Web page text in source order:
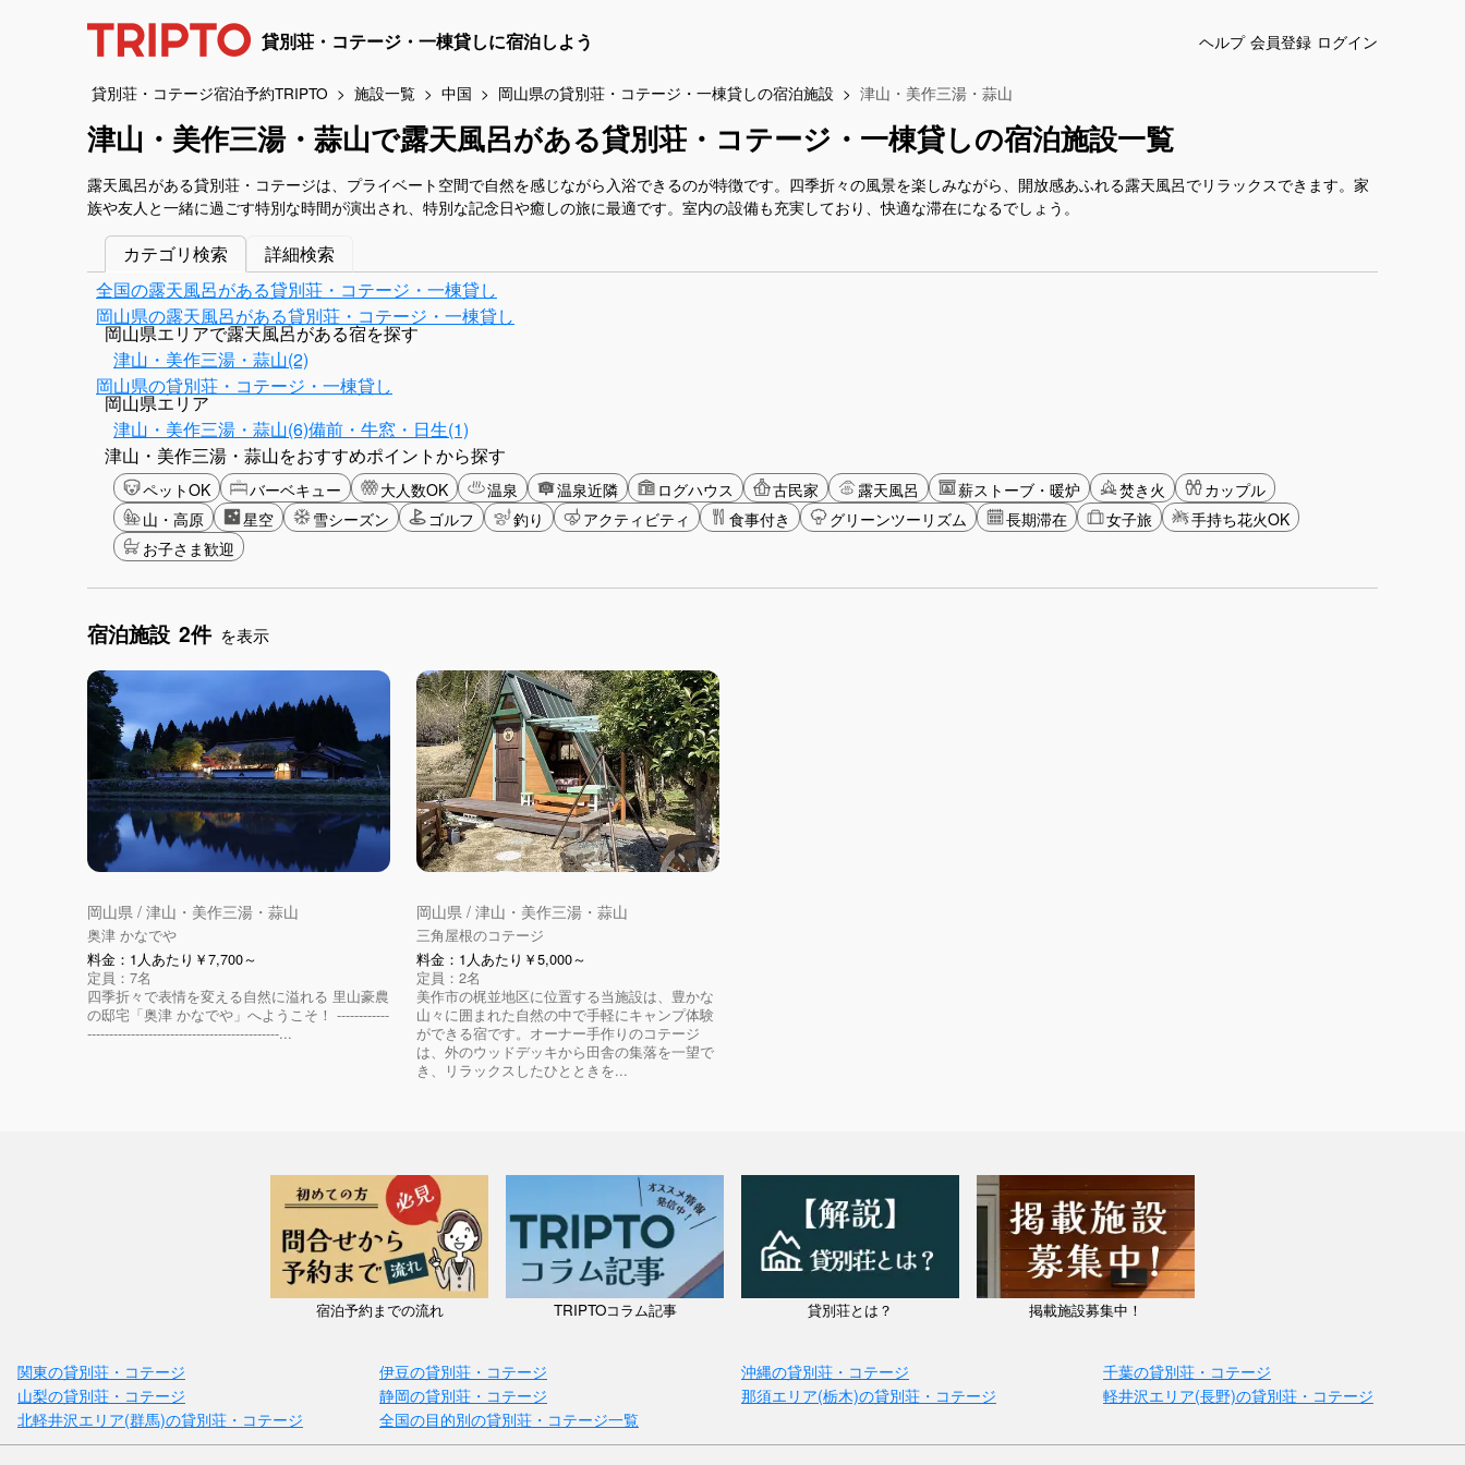
貸別荘・コテージ・一棟貸しに宿泊しよう ヘルプ 会員登録 ログイン
貸別荘・コテージ宿泊予約TRIPTO 施設一覧 中国 岡山県の貸別荘・コテージ・一棟貸しの宿泊施設 津山・美作三湯・蒜山
津山・美作三湯・蒜山で露天風呂がある貸別荘・コテージ・一棟貸しの宿泊施設一覧
露天風呂がある貸別荘・コテージは、プライベート空間で自然を感じながら入浴できるのが特徴です。四季折々の風景を楽しみながら、開放感あふれる露天風呂でリラックスできます。家
族や友人と一緒に過ごす特別な時間が演出され、特別な記念日や癒しの旅に最適です。室内の設備も充実しており、快適な滞在になるでしょう。
カテゴリ検索
詳細検索
全国の露天風呂がある貸別荘・コテージ・一棟貸し
岡山県の露天風呂がある貸別荘・コテージ・一棟貸し
岡山県エリアで露天風呂がある宿を探す
津山・美作三湯・蒜山(2)
岡山県の貸別荘・コテージ・一棟貸し
岡山県エリア
津山・美作三湯・蒜山(6)備前・牛窓・日生(1)
津山・美作三湯・蒜山をおすすめポイントから探す
ペットOK バーベキュー 大人数OK 温泉 温泉近隣 ログハウス 古民家 露天風呂 薪ストーブ・暖炉 焚き火
カップル
山・高原
星空 雪シーズン ゴルフ 釣り アクティビティ 食事付き グリーンツーリズム 長期滞在 女子旅
手持ち花火OK
お子さま歓迎
宿泊施設 2件 を表示
岡山県 / 津山・美作三湯・蒜山
奥津 かなでや
料金：1人あたり￥7,700～
定員：7名
四季折々で表情を変える自然に溢れる 里山豪農
の邸宅「奥津 かなでや」へようこそ！ ------------
--------------------------------------------...
岡山県 / 津山・美作三湯・蒜山
三角屋根のコテージ
料金：1人あたり￥5,000～
定員：2名
美作市の梶並地区に位置する当施設は、豊かな
山々に囲まれた自然の中で手軽にキャンプ体験
ができる宿です。オーナー手作りのコテージ
は、外のウッドデッキから田舎の集落を一望で
き、リラックスしたひとときを...
宿泊予約までの流れ TRIPTOコラム記事 貸別荘とは？ 掲載施設募集中！
関東の貸別荘・コテージ 伊豆の貸別荘・コテージ 沖縄の貸別荘・コテージ
千葉の貸別荘・コテージ
山梨の貸別荘・コテージ
静岡の貸別荘・コテージ 那須エリア(栃木)の貸別荘・コテージ
軽井沢エリア(長野)の貸別荘・コテージ
北軽井沢エリア(群馬)の貸別荘・コテージ
全国の目的別の貸別荘・コテージ一覧